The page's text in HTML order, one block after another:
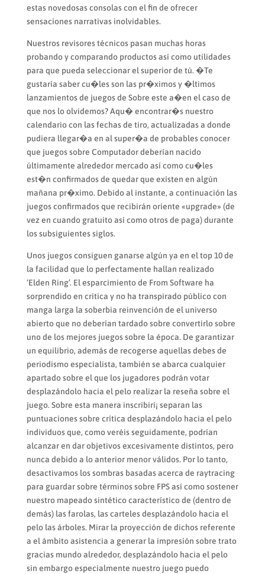
estas novedosas consolas con el fin de ofrecer
sensaciones narrativas inolvidables.
Nuestros revisores técnicos pasan muchas horas
probando y comparando productos así­ como utilidades
para que pueda seleccionar el superior de tú. �Te
gustaría saber cu�les son las pr�ximos y �ltimos
lanzamientos de juegos de Sobre este a�en el caso de
que nos lo olvidemos? Aqu� encontrar�s nuestro
calendario con las fechas de tiro, actualizadas a donde
pudiera llegar�a en al super�a de probables conocer
que juegos sobre Computador deberían nacido
últimamente alrededor mercado así­ como cu�les
est�n confirmados de quedar que existen en algún
mañana pr�ximo. Debido al instante, a continuación las
juegos confirmados que recibirán oriente «upgrade» (de
vez en cuando gratuito así­ como otros de paga) durante
los subsiguientes siglos.
Unos juegos consiguen ganarse algún ya en el top 10 de
la facilidad que lo perfectamente hallan realizado
‘Elden Ring’. El esparcimiento de From Software ha
sorprendido en crítica y no ha transpirado público con
manga larga la soberbia reinvención de el universo
abierto que no deberían tardado sobre convertirlo sobre
uno de los mejores juegos sobre la época. De garantizar
un equilibrio, además de recogerse aquellas debes de
periodismo especialista, también se abarca cualquier
apartado sobre el que los jugadores podrán votar
desplazándolo hacia el pelo realizar la reseña sobre el
juego. Sobre esta manera inscribirí¡ separan las
puntuaciones sobre crítica desplazándolo hacia el pelo
individuos que, como veréis seguidamente, podrían
alcanzar en dar objetivos excesivamente distintos, pero
nunca debido a lo anterior menor válidos. Por lo tanto,
desactivamos los sombras basadas acerca de raytracing
para guardar sobre términos sobre FPS así­ como sostener
nuestro mapeado sintético característico de (dentro de
demás) las farolas, las carteles desplazándolo hacia el
pelo las árboles. Mirar la proyección de dichos referente
a el ámbito asistencia a generar la impresión sobre trato
gracias mundo alrededor, desplazándolo hacia el pelo
sin embargo especialmente nuestro juego puedo